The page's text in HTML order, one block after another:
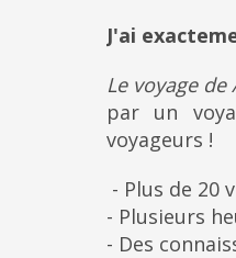
J'ai
Le voyage de
par un
voyageurs !
- Plus de 20
- Plusieurs
- Des